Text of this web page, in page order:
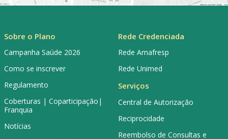
Sobre o Plano
Campanha Saúde 2026
Como se inscrever
Regulamento
Coberturas | Coparticipação|
Franquia
Notícias
Rede Credenciada
Rede Amafresp
Rede Unimed
Serviços
Central de Autorização
Reciprocidade
Reembolso de Consultas e